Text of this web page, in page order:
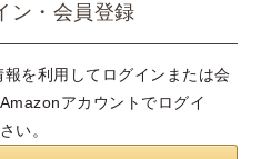
ン・会員登録
を利用してログインまたは会
アカウントでログイ
い。